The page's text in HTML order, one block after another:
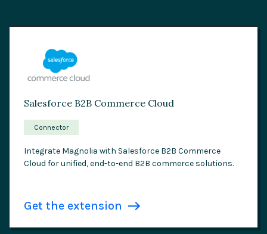
Salesforce B2B Commerce Cloud
Connector
Integrate Magnolia with Salesforce B2B Commerce
Cloud for unified, end-to-end B2B commerce solutions.
Get the extension